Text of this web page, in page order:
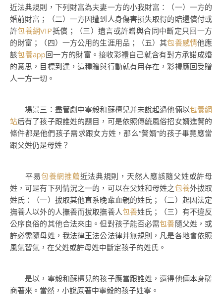
近法典規則，下列財富為夫妻一方的小我財富：（一）一方的
婚前財富；（二）一方因遭到人身傷害損失取得的賠還償付或
許包養網VIP抵償；（三）遺言或許贈與合同中斷定只回一方
的財富；（四）一方公用的生涯用品；（五）其包養感情他應
該包養app回一方的財富。接收彩禮自己就含有對方承諾成婚
的意思，目標到達，這種贈與行動就有用存在，彩禮應回受贈
人一方一切。
場景三：盡管劇中寧毅和蘇檀兒并未說起過他倆以包養網
站后有了孩子跟誰姓的題目，可是依照傳統風俗招女婿進贅的
條件都是他們孩子需求跟女方姓，那么“贅婿”的孩子畢竟應當
跟父姓仍是母姓？
平易包養網推薦近法典規則，天然人應該隨父姓或許母
姓，可是有下列情況之一的，可以在父姓和母姓之包養外拔取
姓氏：（一）拔取其他直系晚輩血親的姓氏；（二）起因法定
撫養人以外的人撫養而拔取撫養人包養姓氏；（三）有不違反
公序良俗的其他合法來由。但對孩子能否必需包養隨父姓，或
許必需隨母姓，我法律王法公法律并無規則，凡是各地會依照
風氣習氣，在父姓或許母姓中斷定孩子的姓氏。
是以，寧毅和蘇檀兒的孩子應當跟誰姓，還得他倆本身磋
商著來。當然，小說原著中寧毅的孩子姓寧。